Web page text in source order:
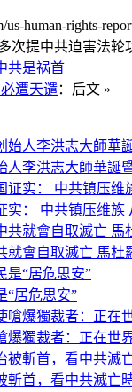
human-rights-
次提中共迫害法轮
共是祸首
遭天谴：后文 »
李洪志大師華誕
实： 中共镇压维族
就會自取滅亡 馬杜
“居危思安”
爆獨裁者：正在世
斬首，看中共滅亡